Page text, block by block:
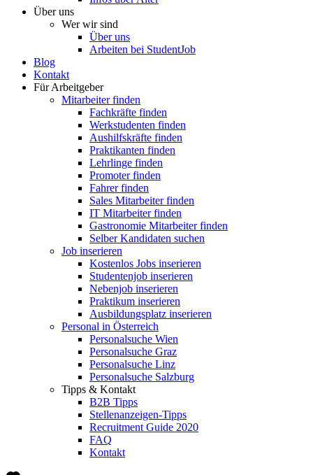
Über uns
Wer wir sind
Über uns
Arbeiten bei StudentJob
Blog
Kontakt
Für Arbeitgeber
Mitarbeiter finden
Fachkräfte finden
Werkstudenten finden
Aushilfskräfte finden
Praktikanten finden
Lehrlinge finden
Promoter finden
Fahrer finden
Sales Mitarbeiter finden
IT Mitarbeiter finden
Gastronomie Mitarbeiter finden
Selber Kandidaten suchen
Job inserieren
Kostenlos Jobs inserieren
Studentenjob inserieren
Nebenjob inserieren
Praktikum inserieren
Ausbildungsplatz inserieren
Personal in Österreich
Personalsuche Wien
Personalsuche Graz
Personalsuche Linz
Personalsuche Salzburg
Tipps & Kontakt
B2B Tipps
Stellenanzeigen-Tipps
Recruitment Guide 2020
FAQ
Kontakt